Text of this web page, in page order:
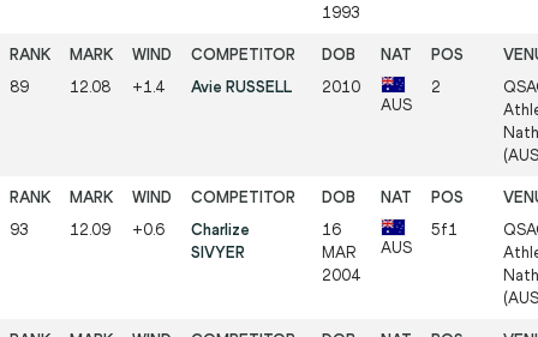
1993
89 12.08 +1.4 Avie RUSSELL
2010
AUS
2
93 12.09 +0.6
Charlize
SIVYER
16
MAR
2004
AUS
5f1